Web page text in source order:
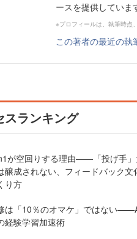
ースを提供していま
※プロフィールは、執筆時点
この著者の最近の執
スランキング
が空回りする理由——「投げ手
醸成されない、フィードバック文
り方
は「10％のオマケ」ではない
経験学習加速術